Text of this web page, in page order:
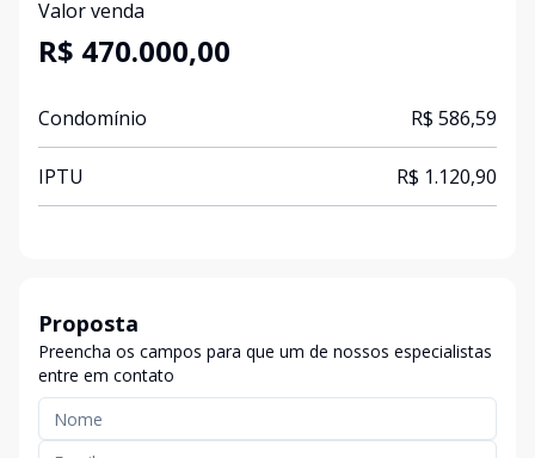
Valor venda
R$ 470.000,00
Condomínio R$ 586,59
IPTU R$ 1.120,90
Proposta
Preencha os campos para que um de nossos especialistas
entre em contato